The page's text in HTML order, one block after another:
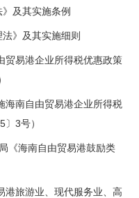
》及其实施条例
法》及其实施细则
贸易港企业所得税优惠政策
海南自由贸易港企业所得税
3号）
《海南自由贸易港鼓励类
港旅游业、现代服务业、高